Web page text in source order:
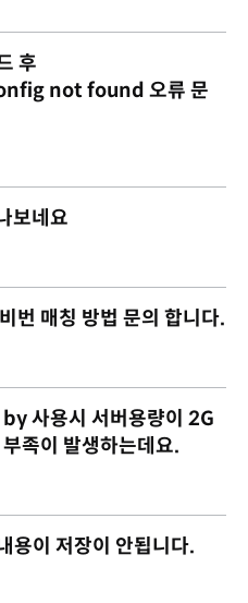
후
not found 오류 문
보네요
번 매칭 방법 문의 합니다.
사용시 서버용량이 2G
족이 발생하는데요.
용이 저장이 안됩니다.